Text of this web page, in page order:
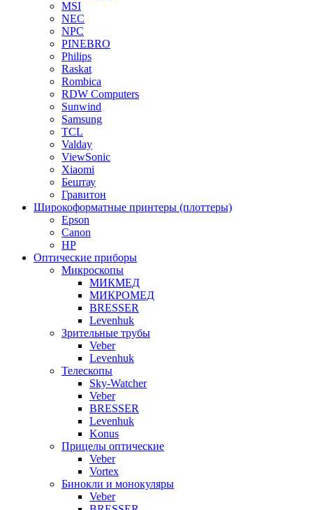
MSI
NEC
NPC
PINEBRO
Philips
Raskat
Rombica
RDW Computers
Sunwind
Samsung
TCL
Valday
ViewSonic
Xiaomi
Бештау
Гравитон
Широкоформатные принтеры (плоттеры)
Epson
Canon
HP
Оптические приборы
Микроскопы
МИКМЕД
МИКРОМЕД
BRESSER
Levenhuk
Зрительные трубы
Veber
Levenhuk
Телескопы
Sky-Watcher
Veber
BRESSER
Levenhuk
Konus
Прицелы оптические
Veber
Vortex
Бинокли и монокуляры
Veber